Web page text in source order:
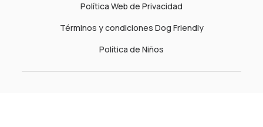
Política Web de Privacidad
Términos y condiciones Dog Friendly
Política de Niños